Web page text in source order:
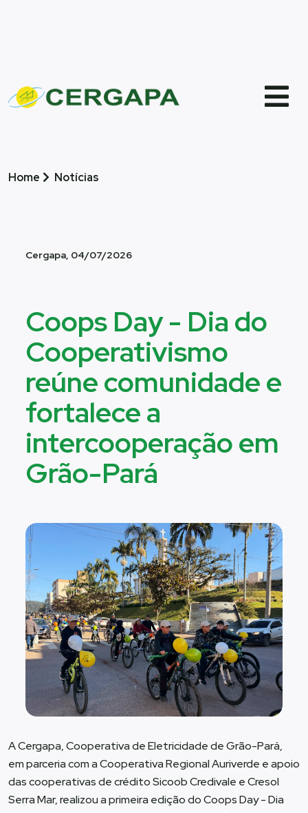
Home Notícias
Cergapa, 04/07/2026
Coops Day - Dia do
Cooperativismo
reúne comunidade e
fortalece a
intercooperação em
Grão-Pará
A Cergapa, Cooperativa de Eletricidade de Grão-Pará,
em parceria com a Cooperativa Regional Auriverde e apoio
das cooperativas de crédito Sicoob Credivale e Cresol
Serra Mar, realizou a primeira edição do Coops Day - Dia